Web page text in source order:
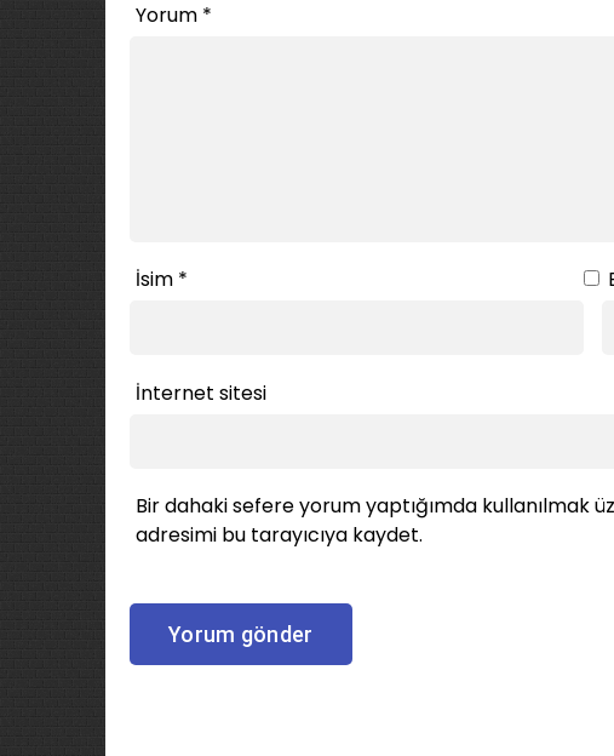
Yorum *
İsim *
İnternet sitesi
Bir dahaki sefere yorum yaptığımda kullanılmak
adresimi bu tarayıcıya kaydet.